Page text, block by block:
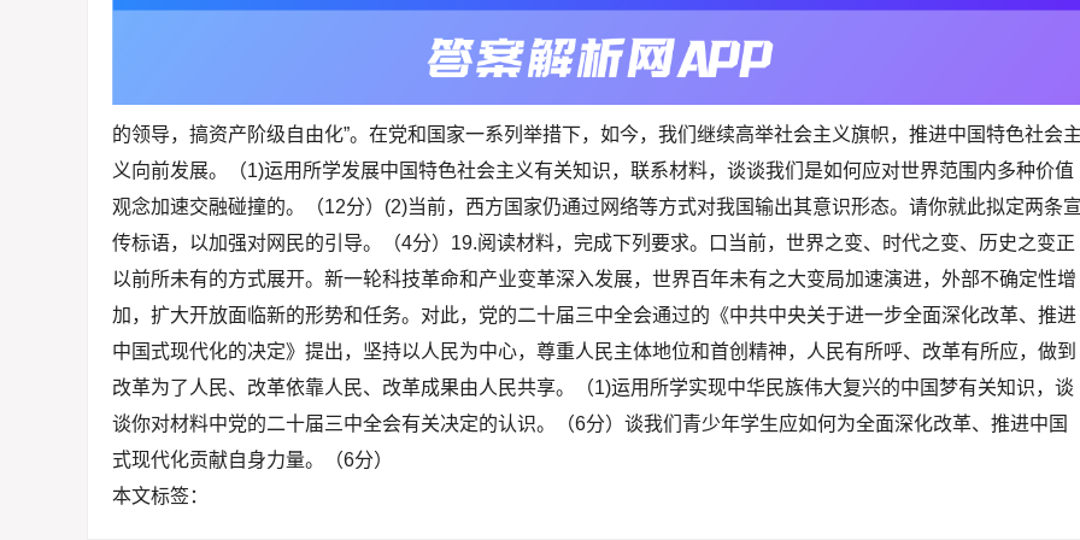
的领导，搞资产阶级自由化”。在党和国家一系列举措下，如今，我们继续高举社会主义旗帜，推进中国特色社会
义向前发展。（1)运用所学发展中国特色社会主义有关知识，联系材料，谈谈我们是如何应对世界范围内多种价值
观念加速交融碰撞的。（12分）(2)当前，西方国家仍通过网络等方式对我国输出其意识形态。请你就此拟定两条
传标语，以加强对网民的引导。（4分）19.阅读材料，完成下列要求。口当前，世界之变、时代之变、历史之变正
以前所未有的方式展开。新一轮科技革命和产业变革深入发展，世界百年未有之大变局加速演进，外部不确定性增
加，扩大开放面临新的形势和任务。对此，党的二十届三中全会通过的《中共中央关于进一步全面深化改革、推进
中国式现代化的决定》提出，坚持以人民为中心，尊重人民主体地位和首创精神，人民有所呼、改革有所应，做到
改革为了人民、改革依靠人民、改革成果由人民共享。（1)运用所学实现中华民族伟大复兴的中国梦有关知识，谈
谈你对材料中党的二十届三中全会有关决定的认识。（6分）谈我们青少年学生应如何为全面深化改革、推进中国
式现代化贡献自身力量。（6分）
本文标签：